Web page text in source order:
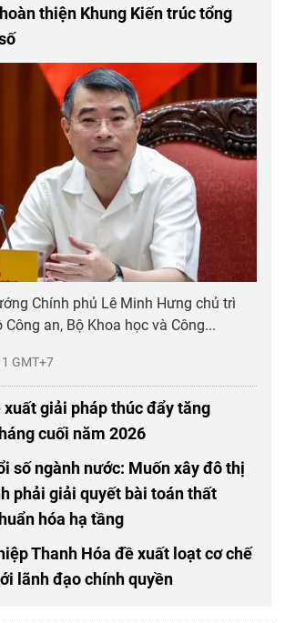
thiện Khung Kiến trúc tổng
GMT+7
Chính phủ Lê Minh Hưng chủ trì
an, Bộ Khoa học và Công...
xuất giải pháp thúc đẩy tăng
cuối năm 2026
số ngành nước: Muốn xây đô thị
phải giải quyết bài toán thất
hóa hạ tầng
Thanh Hóa đề xuất loạt cơ chế
lãnh đạo chính quyền